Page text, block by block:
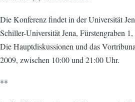
Die Konferenz findet in der Universität
Schiller-Universität Jena, Fürstengraben 1,
Die Hauptdiskussionen und das
2009, zwischen 10:00 und 21:00 Uhr.
**